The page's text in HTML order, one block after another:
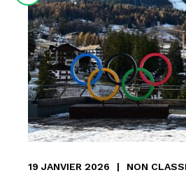
19 JANVIER 2026 | NON